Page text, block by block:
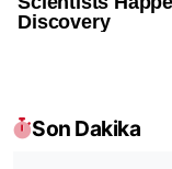
Son Dakika